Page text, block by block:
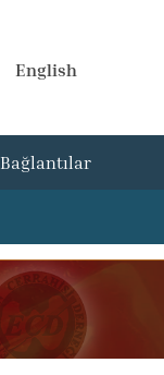
English
Bağlantılar